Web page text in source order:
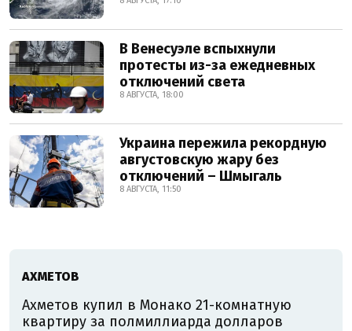
В Венесуэле вспыхнули
протесты из-за ежедневных
отключений света
8 АВГУСТА, 18:00
Украина пережила рекордную
августовскую жару без
отключений – Шмыгаль
8 АВГУСТА, 11:50
АХМЕТОВ
Ахметов купил в Монако 21-комнатную
квартиру за полмиллиарда долларов